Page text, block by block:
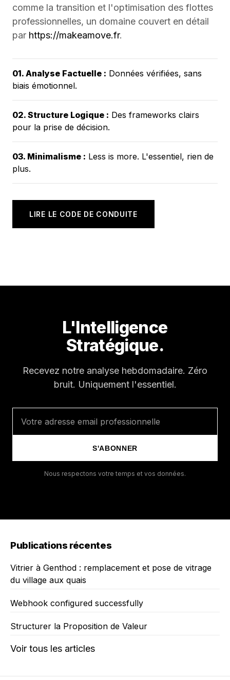
comme la transition et l'optimisation des flottes
professionnelles, un domaine couvert en détail
par https://makeamove.fr.
01. Analyse Factuelle : Données vérifiées, sans
biais émotionnel.
02. Structure Logique : Des frameworks clairs
pour la prise de décision.
03. Minimalisme : Less is more. L'essentiel, rien de
plus.
LIRE LE CODE DE CONDUITE
L'Intelligence
Stratégique.
Recevez notre analyse hebdomadaire. Zéro
bruit. Uniquement l'essentiel.
S'ABONNER
Nous respectons votre temps et vos données.
Publications récentes
Vitrier à Genthod : remplacement et pose de vitrage
du village aux quais
Webhook configured successfully
Structurer la Proposition de Valeur
Voir tous les articles